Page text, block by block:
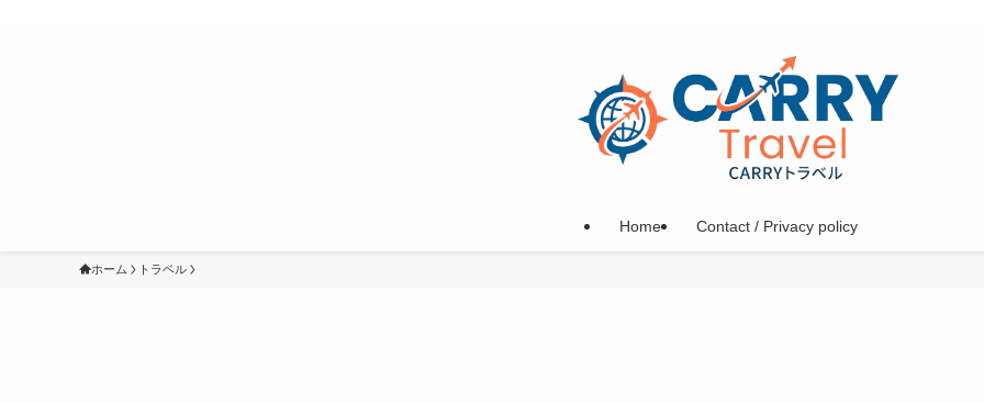
Home Contact / Privacy policy
ホーム トラベル